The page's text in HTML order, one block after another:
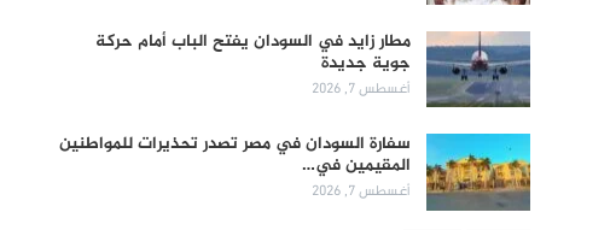
مطار زايد في السودان يفتح الباب أمام حركة
جوية جديدة
أغسطس 7, 2026
سفارة السودان في مصر تصدر تحذيرات للمواطنين
المقيمين في…
أغسطس 7, 2026